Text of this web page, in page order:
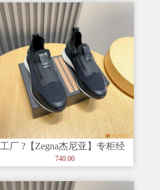
工厂 ?【Zegna杰尼亚】专柜经
典休闲鞋，以细节和创造力
740.00